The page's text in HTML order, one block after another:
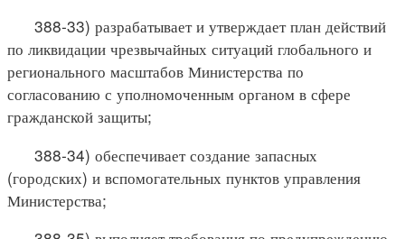
388-33) разрабатывает и утверждает план действий
по ликвидации чрезвычайных ситуаций глобального и
регионального масштабов Министерства по
согласованию с уполномоченным органом в сфере
гражданской защиты;
388-34) обеспечивает создание запасных
(городских) и вспомогательных пунктов управления
Министерства;